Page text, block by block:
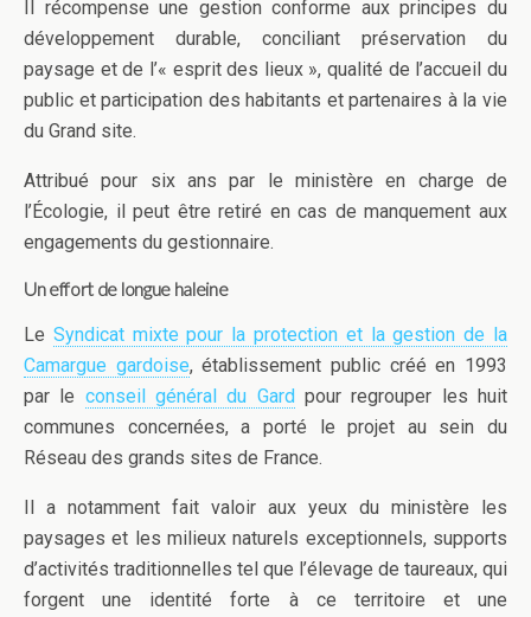
Il récompense une gestion conforme aux principes du
développement durable, conciliant préservation du
paysage et de l’« esprit des lieux », qualité de l’accueil du
public et participation des habitants et partenaires à la vie
du Grand site.
Attribué pour six ans par le ministère en charge de
l’Écologie, il peut être retiré en cas de manquement aux
engagements du gestionnaire.
Un effort de longue haleine
Le Syndicat mixte pour la protection et la gestion de la
Camargue gardoise, établissement public créé en 1993
par le conseil général du Gardpour regrouper les huit
communes concernées, a porté le projet au sein du
Réseau des grands sites de France.
Il a notamment fait valoir aux yeux du ministère les
paysages et les milieux naturels exceptionnels, supports
d’activités traditionnelles tel que l’élevage de taureaux, qui
forgent une identité forte à ce territoire et une